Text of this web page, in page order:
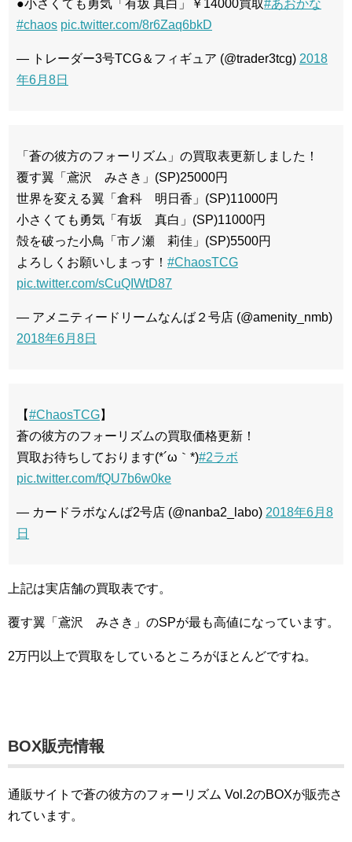
●小さくても勇気「有坂 真白」￥14000買取#あおかな
#chaos pic.twitter.com/8r6Zaq6bkD
— トレーダー3号TCG＆フィギュア (@trader3tcg) 2018
年6月8日
「蒼の彼方のフォーリズム」の買取表更新しました！
覆す翼「鳶沢 みさき」(SP)25000円
世界を変える翼「倉科 明日香」(SP)11000円
小さくても勇気「有坂 真白」(SP)11000円
殻を破った小鳥「市ノ瀬 莉佳」(SP)5500円
よろしくお願いしまっす！ #ChaosTCG
pic.twitter.com/sCuQIWtD87
— アメニティードリームなんば２号店 (@amenity_nmb)
2018年6月8日
【#ChaosTCG】
蒼の彼方のフォーリズムの買取価格更新！
買取お待ちしております(*´ω｀*)#2ラボ
pic.twitter.com/fQU7b6w0ke
— カードラボなんば2号店 (@nanba2_labo) 2018年6月8
日
上記は実店舗の買取表です。
覆す翼「鳶沢 みさき」のSPが最も高値になっています。
2万円以上で買取をしているところがほとんどですね。
BOX販売情報
通販サイトで蒼の彼方のフォーリズム Vol.2のBOXが販売さ
れています。